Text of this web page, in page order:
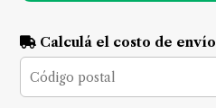
Calculá el costo de envío